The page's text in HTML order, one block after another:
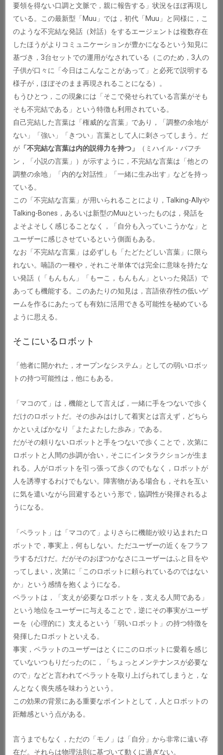
要領を得ない口調と文脈で，親に報告する」状況をほぼ再現し
ている。この最新型「Muu」では，初代「Muu」と同様に，こ
のような不完結な発話（対話）をするエージェントは複数存在
したほうがよりコミュニケーションが豊かになるという知見に
基づき，3台セットでの運用がなされている（このため，3人の
子供が口々に「今日はこんなことがあって」と必死で説明する
様子が，ほぼそのまま再現されることになる）。
もうひとつ，この現象には「そこで発せられている言葉がそも
そも不完結である」という特徴も利用されている。
自己完結した言葉は「権威的な言葉」であり，「調整の余地が
ない」「強い」「きつい」言葉として人に刺さってしまう。だ
が 「不完結な言葉は内的説得力を持つ」
（ミハイル・バフチ
ン，「小説の言葉」）が示すように，不完結な言葉は「他との
調整の余地」「内的な対話性」「一緒に生み出す」などを持っ
ている。
この「不完結な言葉」が用いられることにより，Talking-Allyや
Talking-Bones，あるいは新型のMuuといったものは，発話を
よそよそしく感じることなく，「自分も入っていこうかな」と
ユーザーに感じさせているという側面もある。
なお「不完結な言葉」は必ずしも「たどたどしい言葉」に限ら
れない。喃語の一種や，それこそ単体では完全に意味を持たな
い発話（「もんもん」「もーこ，もんもん」といった発話）で
あっても機能する。このあたりの知見は，言語依存性の低いゲ
ームを作るにあたっても有効に活用できる可能性を秘めている
ように思える。
そこにいるロボット
「他者に開かれた，オープンなシステム」としての弱いロボッ
トの持つ可能性は，他にもある。
「マコのて」は，機能として言えば，一緒に手をつないで歩く
だけのロボットだ。その歩みはけして着実とは言えず，どちら
かといえばかなり「よたよたした歩み」である。
だがその頼りないロボットと手をつないで歩くことで，次第に
ロボットと人間の歩調が合い，そこにインタラクションが生ま
れる。人がロボットを引っ張って歩くのでもなく，ロボットが
人を誘導するわけでもない。障害物がある場合も，それを互い
に気を遣いながら回避するという形で，協調性が発揮されるよ
うになる。
「ペラット」は「マコのて」よりさらに機能が絞り込まれたロ
ボットで，事実上，何もしない。ただユーザーの近くをフラフ
ラするだけだ。だがそのおぼつかなさにユーザーはふと目をや
ってしまい，次第に「このロボットに頼られているのではない
か」という感情を抱くようになる。
ペラットは，「支えが必要なロボットを，支える人間である」
という地位をユーザーに与えることで，逆にその事実がユーザ
ーを（心理的に）支えるという「弱いロボット」の持つ特徴を
発揮したロボットといえる。
事実，ペラットのユーザーはとくにこのロボットに愛着を感じ
ていないつもりだったのに，「ちょっとメンテナンスが必要な
ので」などと言われてペラットを取り上げられてしまうと，な
んとなく喪失感を味わうという。
この効果の背景にある重要なポイントとして，人とロボットの
距離感という点がある。
言うまでもなく，ただの「モノ」は「自分」から非常に遠い存
在だ。それらは物理法則に基づいて動くに過ぎない。